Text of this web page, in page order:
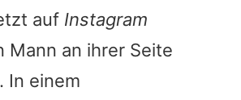
auf Instagram
Mann an ihrer Seite
In einem